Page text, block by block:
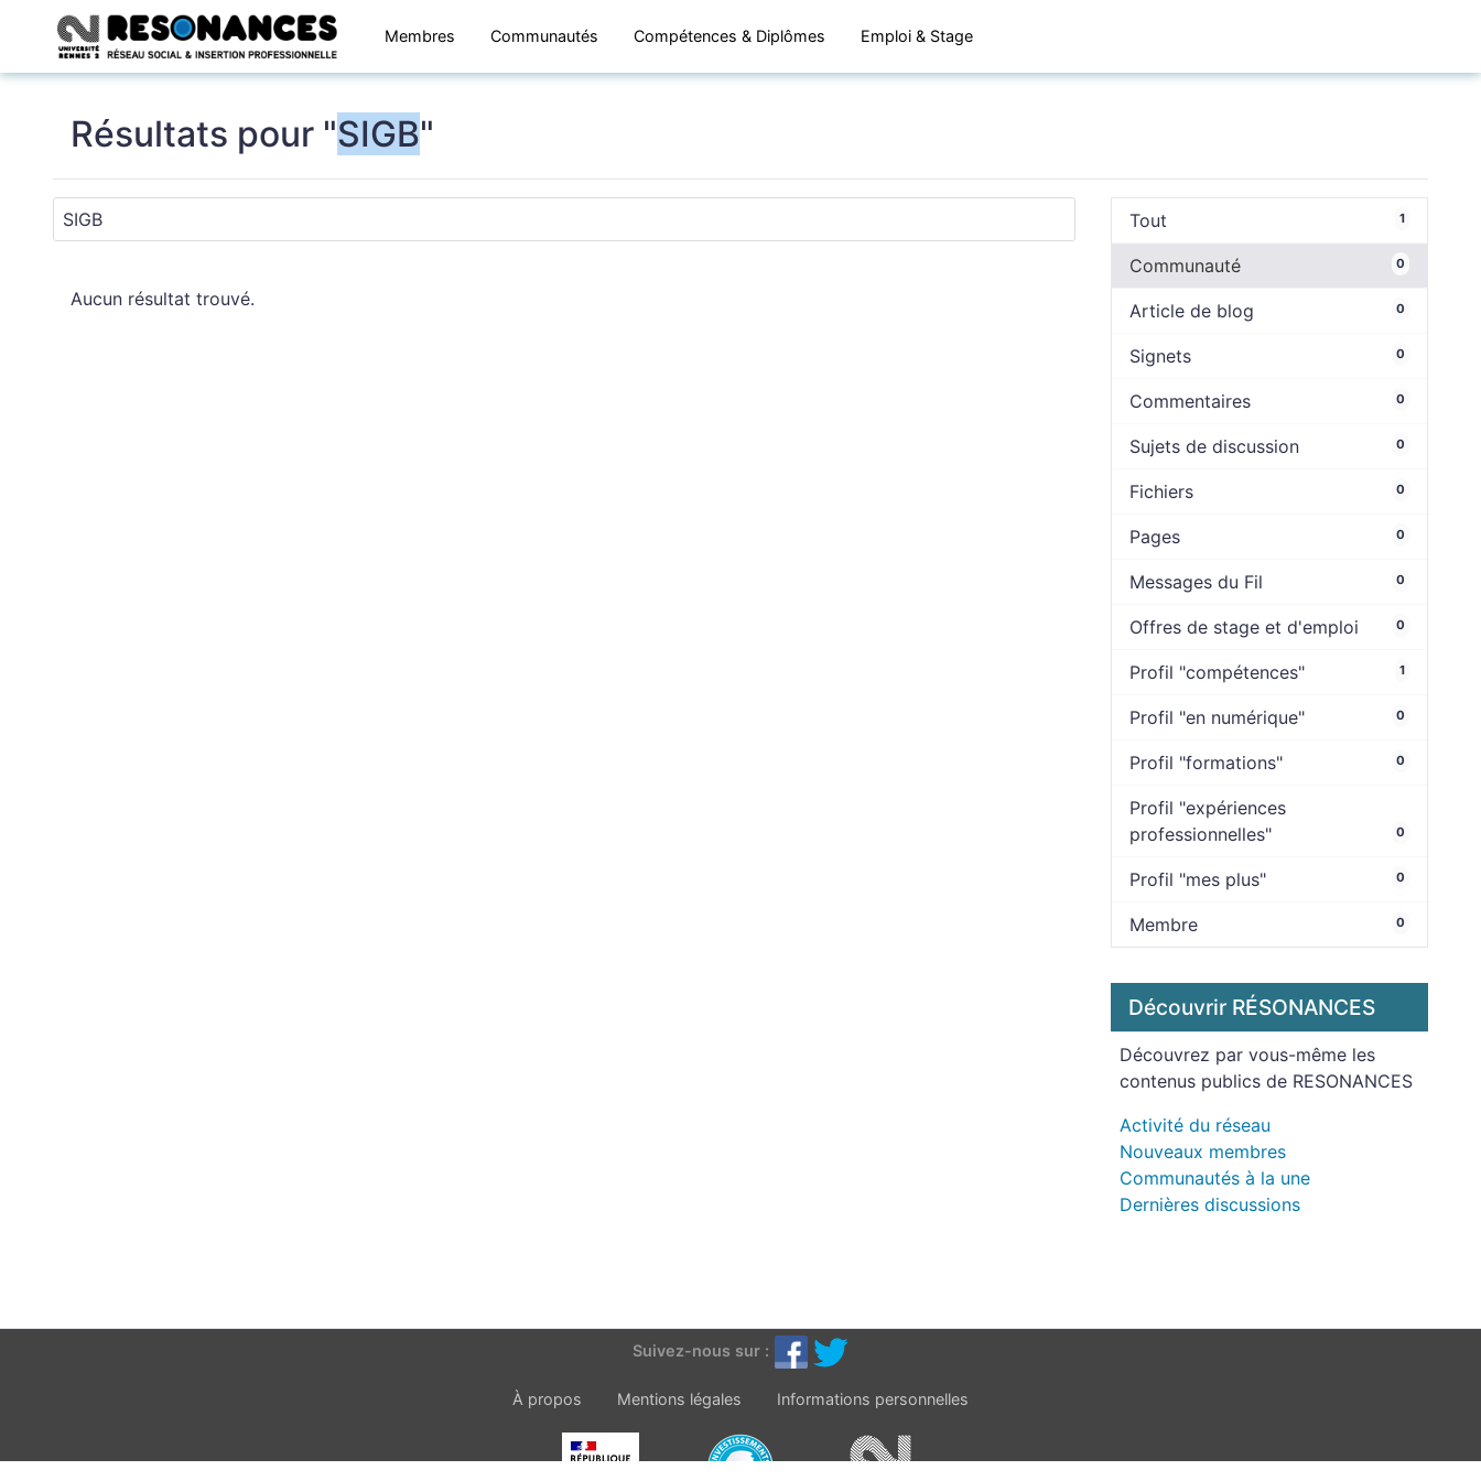
Membres Communautés Compétences & Diplômes Emploi & Stage
Résultats pour "SIGB"
Aucun résultat trouvé.
Tout 1
Communauté 0
Article de blog 0
Signets 0
Commentaires 0
Sujets de discussion 0
Fichiers 0
Pages 0
Messages du Fil 0
Offres de stage et d'emploi 0
Profil "compétences" 1
Profil "en numérique" 0
Profil "formations" 0
Profil "expériences
professionnelles"
0
Profil "mes plus" 0
Membre 0
Découvrir RÉSONANCES
Découvrez par vous-même les
contenus publics de RESONANCES
Activité du réseau
Nouveaux membres
Communautés à la une
Dernières discussions
Suivez-nous sur :
À propos Mentions légales Informations personnelles